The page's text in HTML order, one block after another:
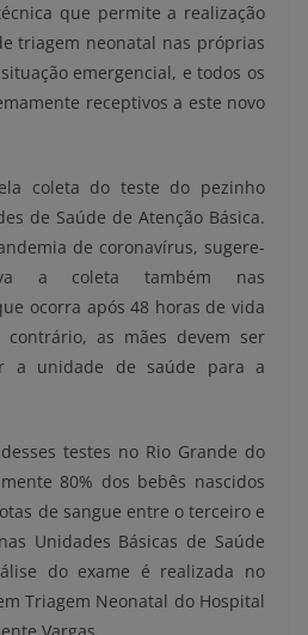
que permite a realização
triagem neonatal nas próprias
emergencial, e todos os
receptivos a este novo
coleta do teste do pezinho
de Saúde de Atenção Básica.
de coronavírus, sugere-
a coleta também nas
ocorra após 48 horas de vida
contrário, as mães devem ser
a unidade de saúde para a
testes no Rio Grande do
80% dos bebês nascidos
de sangue entre o terceiro e
Unidades Básicas de Saúde
do exame é realizada no
Triagem Neonatal do Hospital